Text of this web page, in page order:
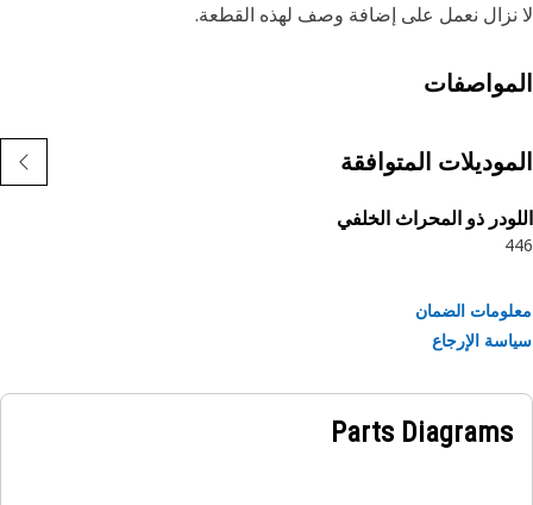
نزال نعمل على إضافة وصف لهذه القطعة.
المتوافقة
ذو المحراث الخلفي
الضمان
الإرجاع
Parts Diagrams